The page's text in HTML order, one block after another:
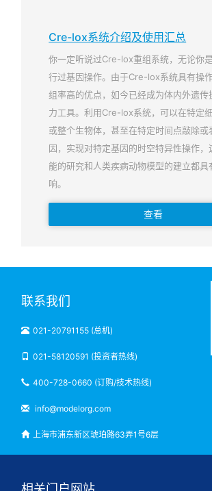
Cre-lox系统介绍及使用汇总
你一定听说过Cre-lox重组系统，无论你
行过基因操作。由于Cre-lox系统具有操
组率高的优点，如今已经成为体内外遗传
力工具。利用Cre-lox系统，可以在特定
或整个生物体，甚至在特定时间点敲除或
因，实现对特定基因的时空特异性操作，
能的研究和人类疾病动物模型的建立都具
响。
查看
联系我们
021-20791155 (总机)
021-58120591 (投资者热线)
400-728-0660 (订购/技术热线)
info@modelorg.com
上海市浦东新区琥珀路63弄1号6层